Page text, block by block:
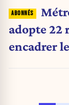
adopte 22
encadrer